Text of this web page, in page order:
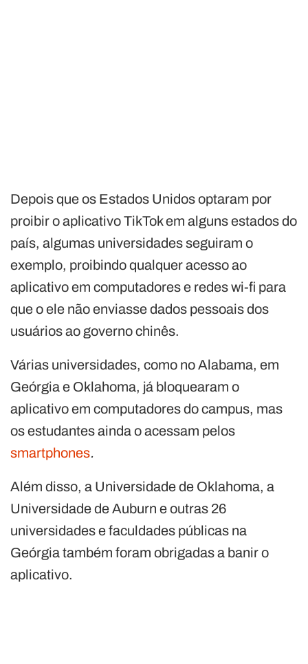
Depois que os Estados Unidos optaram por
proibir o aplicativoTikTokem alguns estados do
país, algumas universidades seguiram o
exemplo, proibindo qualquer acesso ao
aplicativo em computadores e redes wi-fi para
que o ele não enviasse dados pessoais dos
usuários ao governo chinês.
Várias universidades, como no Alabama, em
Geórgia e Oklahoma, já bloquearam o
aplicativo em computadores do campus, mas
os estudantes ainda o acessam pelos
smartphones.
Além disso, a Universidade de Oklahoma, a
Universidade de Auburn e outras 26
universidades e faculdades públicas na
Geórgia também foram obrigadas a banir o
aplicativo.